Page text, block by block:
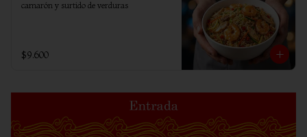
camarón y surtido de verduras
$9.600